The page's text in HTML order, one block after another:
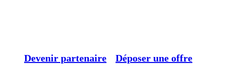
Devenir partenaire Déposer une offre